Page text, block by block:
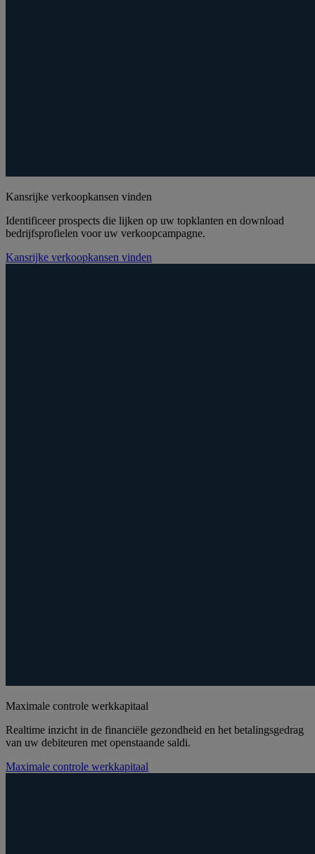
Kansrijke verkoopkansen vinden
Identificeer prospects die lijken op uw topklanten en download
bedrijfsprofielen voor uw verkoopcampagne.
Kansrijke verkoopkansen vinden
Maximale controle werkkapitaal
Realtime inzicht in de financiële gezondheid en het betalingsgedrag
van uw debiteuren met openstaande saldi.
Maximale controle werkkapitaal